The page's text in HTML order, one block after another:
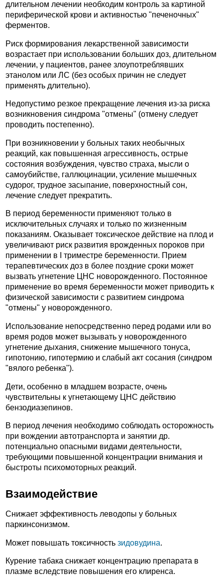
длительном лечении необходим контроль за картиной
периферической крови и активностью "печеночных"
ферментов.
Риск формирования лекарственной зависимости
возрастает при использовании больших доз, длительном
лечении, у пациентов, ранее злоупотреблявших
этанолом или ЛС (без особых причин не следует
применять длительно).
Недопустимо резкое прекращение лечения из-за риска
возникновения синдрома "отмены" (отмену следует
проводить постепенно).
При возникновении у больных таких необычных
реакций, как повышенная агрессивность, острые
состояния возбуждения, чувство страха, мысли о
самоубийстве, галлюцинации, усиление мышечных
судорог, трудное засыпание, поверхностный сон,
лечение следует прекратить.
В период беременности применяют только в
исключительных случаях и только по жизненным
показаниям. Оказывает токсическое действие на плод и
увеличивают риск развития врожденных пороков при
применении в I триместре беременности. Прием
терапевтических доз в более поздние сроки может
вызвать угнетение ЦНС новорожденного. Постоянное
применение во время беременности может приводить к
физической зависимости с развитием синдрома
"отмены" у новорожденного.
Использование непосредственно перед родами или во
время родов может вызывать у новорожденного
угнетение дыхания, снижение мышечного тонуса,
гипотонию, гипотермию и слабый акт сосания (синдром
"вялого ребенка").
Дети, особенно в младшем возрасте, очень
чувствительны к угнетающему ЦНС действию
бензодиазепинов.
В период лечения необходимо соблюдать осторожность
при вождении автотранспорта и занятии др.
потенциально опасными видами деятельности,
требующими повышенной концентрации внимания и
быстроты психомоторных реакций.
Взаимодействие
Снижает эффективность леводопы у больных
паркинсонизмом.
Может повышать токсичность зидовудина.
Курение табака снижает концентрацию препарата в
плазме вследствие повышения его клиренса.